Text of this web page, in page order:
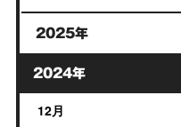
2025年
2024年
12月